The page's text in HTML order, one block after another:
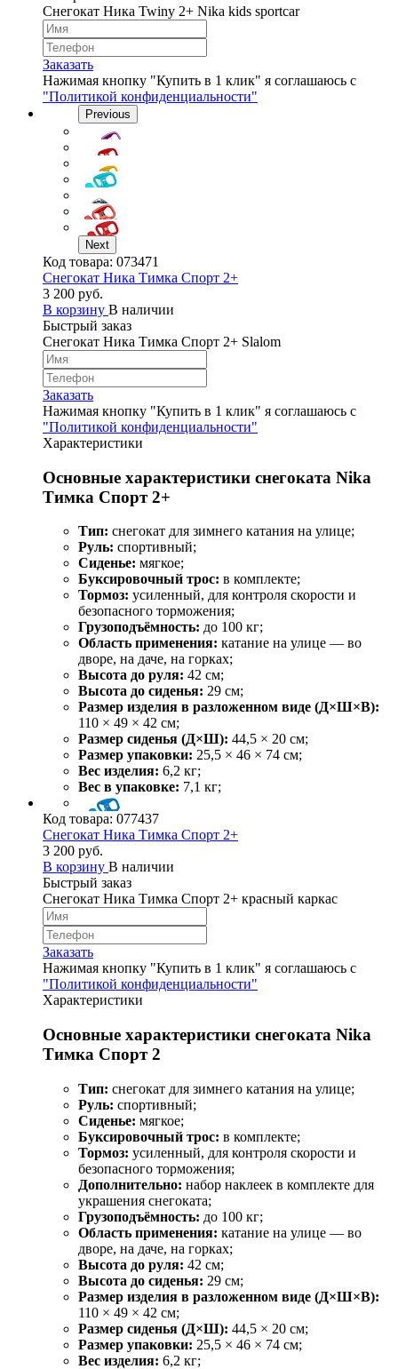
Снегокат Ника Twiny 2+ Nika kids sportcar
Заказать
Нажимая кнопку "Купить в 1 клик" я соглашаюсь с
"Политикой конфиденциальности"
Previous
Next
Код товара: 073471
Снегокат Ника Тимка Спорт 2+
3 200 руб.
В корзину В наличии
Быстрый заказ
Снегокат Ника Тимка Спорт 2+ Slalom
Заказать
Нажимая кнопку "Купить в 1 клик" я соглашаюсь с
"Политикой конфиденциальности"
Характеристики
Основные характеристики снегоката Nika
Тимка Спорт 2+
Тип: снегокат для зимнего катания на улице;
Руль: спортивный;
Сиденье: мягкое;
Буксировочный трос: в комплекте;
Тормоз: усиленный, для контроля скорости и
безопасного торможения;
Грузоподъёмность: до 100 кг;
Область применения: катание на улице — во
дворе, на даче, на горках;
Высота до руля: 42 см;
Высота до сиденья: 29 см;
Размер изделия в разложенном виде (Д×Ш×В):
110 × 49 × 42 см;
Размер сиденья (Д×Ш): 44,5 × 20 см;
Размер упаковки: 25,5 × 46 × 74 см;
Вес изделия: 6,2 кг;
Вес в упаковке: 7,1 кг;
Код товара: 077437
Снегокат Ника Тимка Спорт 2+
3 200 руб.
В корзину В наличии
Быстрый заказ
Снегокат Ника Тимка Спорт 2+ красный каркас
Заказать
Нажимая кнопку "Купить в 1 клик" я соглашаюсь с
"Политикой конфиденциальности"
Характеристики
Основные характеристики снегоката Nika
Тимка Спорт 2
Тип: снегокат для зимнего катания на улице;
Руль: спортивный;
Сиденье: мягкое;
Буксировочный трос: в комплекте;
Тормоз: усиленный, для контроля скорости и
безопасного торможения;
Дополнительно: набор наклеек в комплекте для
украшения снегоката;
Грузоподъёмность: до 100 кг;
Область применения: катание на улице — во
дворе, на даче, на горках;
Высота до руля: 42 см;
Высота до сиденья: 29 см;
Размер изделия в разложенном виде (Д×Ш×В):
110 × 49 × 42 см;
Размер сиденья (Д×Ш): 44,5 × 20 см;
Размер упаковки: 25,5 × 46 × 74 см;
Вес изделия: 6,2 кг;